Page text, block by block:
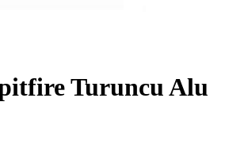
Turuncu Alu